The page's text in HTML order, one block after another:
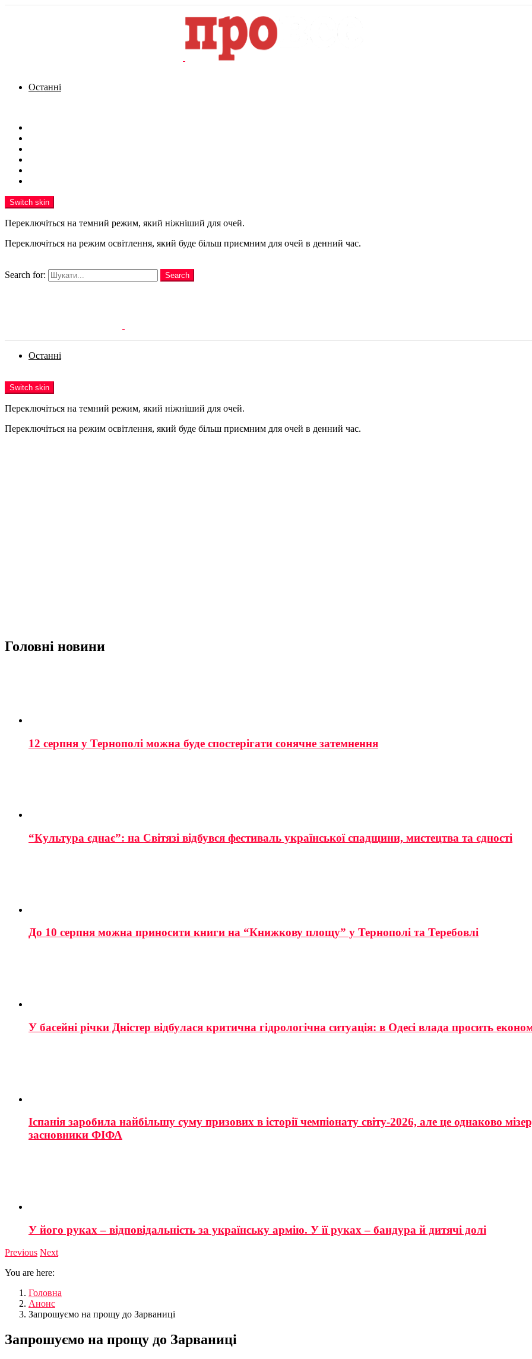
Останні
Switch skin
Переключіться на темний режим, який ніжніший для очей.
Переключіться на режим освітлення, який буде більш приємним для очей в денний час.
Search for:
Search
Останні
Switch skin
Переключіться на темний режим, який ніжніший для очей.
Переключіться на режим освітлення, який буде більш приємним для очей в денний час.
Головні новини
12 серпня у Тернополі можна буде спостерігати сонячне затемнення
“Культура єднає”: на Світязі відбувся фестиваль української спадщини, мистецтва та єдності
До 10 серпня можна приносити книги на “Книжкову площу” у Тернополі та Теребовлі
У басейні річки Дністер відбулася критична гідрологічна ситуація: в Одесі влада просить
Іспанія заробила найбільшу суму призових в історії чемпіонату світу-2026, але це однаково
засновники ФІФА
У його руках – відповідальність за українську армію. У її руках – бандура й дитячі долі
Previous Next
You are here:
Головна
Анонс
Запрошуємо на прощу до Зарваниці
Запрошуємо на прощу до Зарваниці